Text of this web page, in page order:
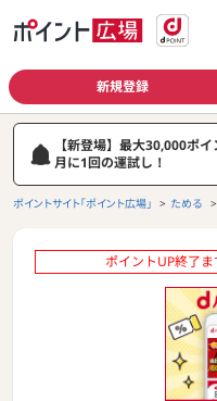
新規登録
【新登場】最大30,000ポ
月に1回の運試し！
ポイントサイト「ポイント広場」 ためる
ポイントUP終了ま